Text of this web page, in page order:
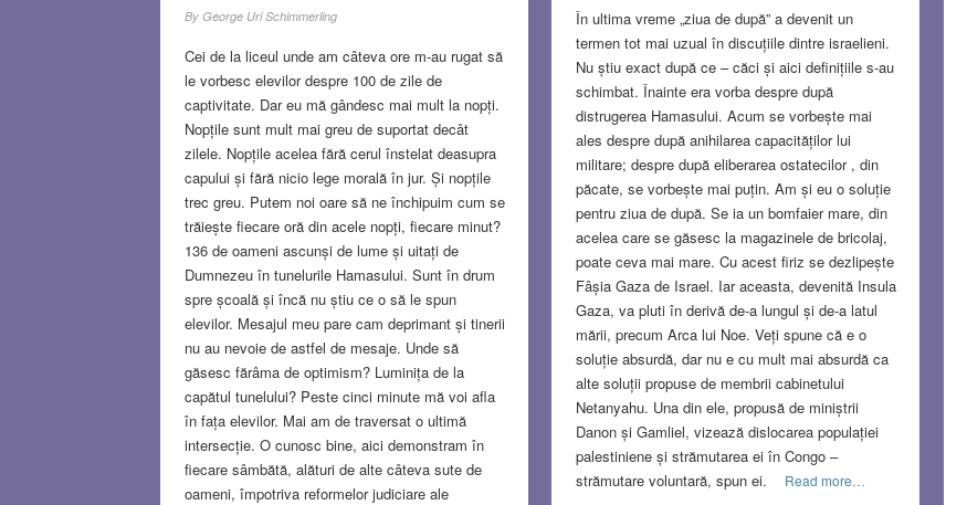
By George Uri Schimmerling
Cei de la liceul unde am câteva ore m-au rugat să
le vorbesc elevilor despre 100 de zile de
captivitate. Dar eu mă gândesc mai mult la nopți.
Nopțile sunt mult mai greu de suportat decât
zilele. Nopțile acelea fără cerul înstelat deasupra
capului și fără nicio lege morală în jur. Și nopțile
trec greu. Putem noi oare să ne închipuim cum se
trăiește fiecare oră din acele nopți, fiecare minut?
136 de oameni ascunși de lume și uitați de
Dumnezeu în tunelurile Hamasului. Sunt în drum
spre școală și încă nu știu ce o să le spun
elevilor. Mesajul meu pare cam deprimant și tinerii
nu au nevoie de astfel de mesaje. Unde să
găsesc fărâma de optimism? Luminița de la
capătul tunelului? Peste cinci minute mă voi afla
în fața elevilor. Mai am de traversat o ultimă
intersecție. O cunosc bine, aici demonstram în
fiecare sâmbătă, alături de alte câteva sute de
oameni, împotriva reformelor judiciare ale
În ultima vreme „ziua de după” a devenit un
termen tot mai uzual în discuțiile dintre israelieni.
Nu știu exact după ce – căci și aici definițiile s-au
schimbat. Înainte era vorba despre după
distrugerea Hamasului. Acum se vorbește mai
ales despre după anihilarea capacităților lui
militare; despre după eliberarea ostatecilor , din
păcate, se vorbește mai puțin. Am și eu o soluție
pentru ziua de după. Se ia un bomfaier mare, din
acelea care se găsesc la magazinele de bricolaj,
poate ceva mai mare. Cu acest firiz se dezlipește
Fâșia Gaza de Israel. Iar aceasta, devenită Insula
Gaza, va pluti în derivă de-a lungul și de-a latul
mării, precum Arca lui Noe. Veți spune că e o
soluție absurdă, dar nu e cu mult mai absurdă ca
alte soluții propuse de membrii cabinetului
Netanyahu. Una din ele, propusă de miniștrii
Danon și Gamliel, vizează dislocarea populației
palestiniene și strămutarea ei în Congo –
strămutare voluntară, spun ei.
Read more…